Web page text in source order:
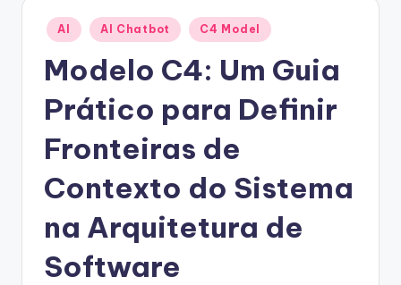
Posted
in
AI AI Chatbot C4 Model
Modelo C4: Um Guia
Prático para Definir
Fronteiras de
Contexto do Sistema
na Arquitetura de
Software